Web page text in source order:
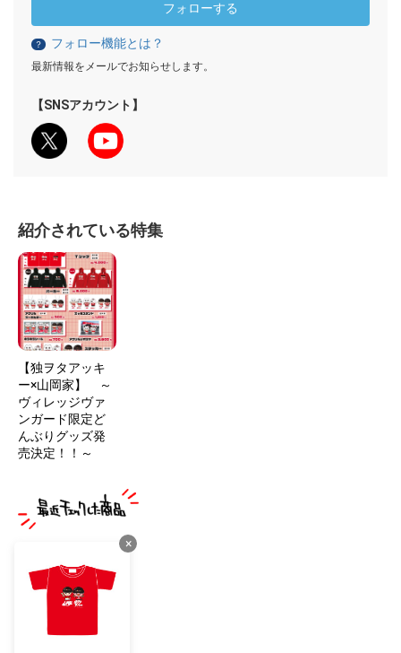
フォローする
？ フォロー機能とは？
最新情報をメールでお知らせします。
【SNSアカウント】
紹介されている特集
【独ヲタアッキ
ー×山岡家】 ～
ヴィレッジヴァ
ンガード限定ど
んぶりグッズ発
売決定！！～
×